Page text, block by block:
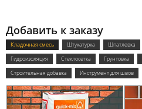
Добавить к заказу
Кладочная смесь Штукатурка Шпатлевка
Гидроизоляция
Стеклосетка Грунтовка
Строительная добавка
Инструмент для швов